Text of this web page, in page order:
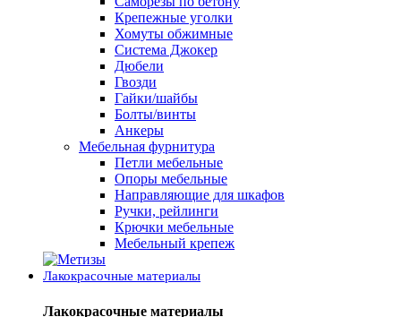
Крепежные уголки
Хомуты обжимные
Система Джокер
Дюбели
Гвозди
Гайки/шайбы
Болты/винты
Анкеры
Мебельная фурнитура
Петли мебельные
Опоры мебельные
Направляющие для шкафов
Ручки, рейлинги
Крючки мебельные
Мебельный крепеж
Лакокрасочные материалы
Лакокрасочные материалы